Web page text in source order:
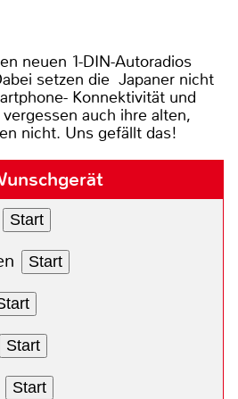
neuen 1-DIN-Autoradios
setzen die Japaner nicht
Konnektivität und
auch ihre alten,
nicht. Uns gefällt das!
Start
Start
Start
Start